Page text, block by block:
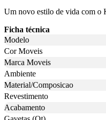
Um novo estilo de vida com o
Ficha técnica
Modelo
Cor Moveis
Marca Moveis
Ambiente
Material/Composicao
Revestimento
Acabamento